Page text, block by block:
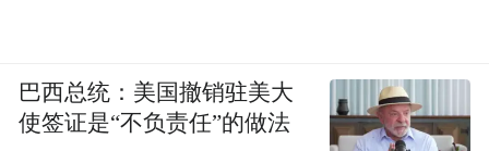
巴西总统：美国撤销驻美大
使签证是“不负责任”的做法